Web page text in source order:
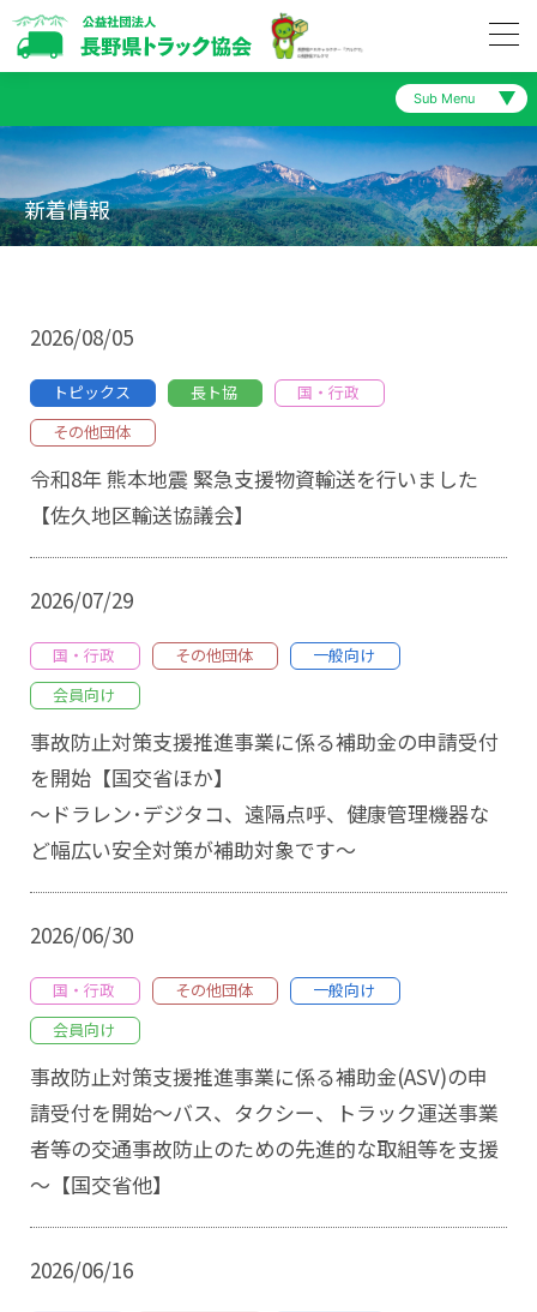
トラック協会について
トラック協会の取り組み
陸災防長野県支部
長野県トラック交通共済協同組合
アクセス
お問い合わせ
入会のご案内
プライバシーポリシー
Sub Menu
重要なお知らせ
トピックス
長ト協
国・行政
その他団体
イベント
会員向け
その他
新着情報
2026/08/05
トピックス 長ト協
国・行政
その他団体
令和8年 熊本地震 緊急支援物資輸送を行いました
【佐久地区輸送協議会】
2026/07/29
国・行政 その他団体
一般向け
会員向け
事故防止対策支援推進事業に係る補助金の申請受付
を開始【国交省ほか】
～ドラレン･デジタコ、遠隔点呼、健康管理機器な
ど幅広い安全対策が補助対象です～
2026/06/30
国・行政 その他団体
一般向け
会員向け
事故防止対策支援推進事業に係る補助金(ASV)の申
請受付を開始～バス、タクシー、トラック運送事業
者等の交通事故防止のための先進的な取組等を支援
～【国交省他】
2026/06/16